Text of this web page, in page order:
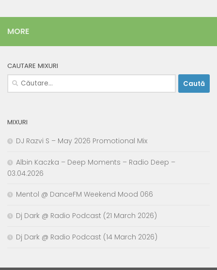
MORE
CAUTARE MIXURI
Caută
după:
MIXURI
DJ Razvi S – May 2026 Promotional Mix
Albin Kaczka – Deep Moments – Radio Deep –
03.04.2026
Mentol @ DanceFM Weekend Mood 066
Dj Dark @ Radio Podcast (21 March 2026)
Dj Dark @ Radio Podcast (14 March 2026)